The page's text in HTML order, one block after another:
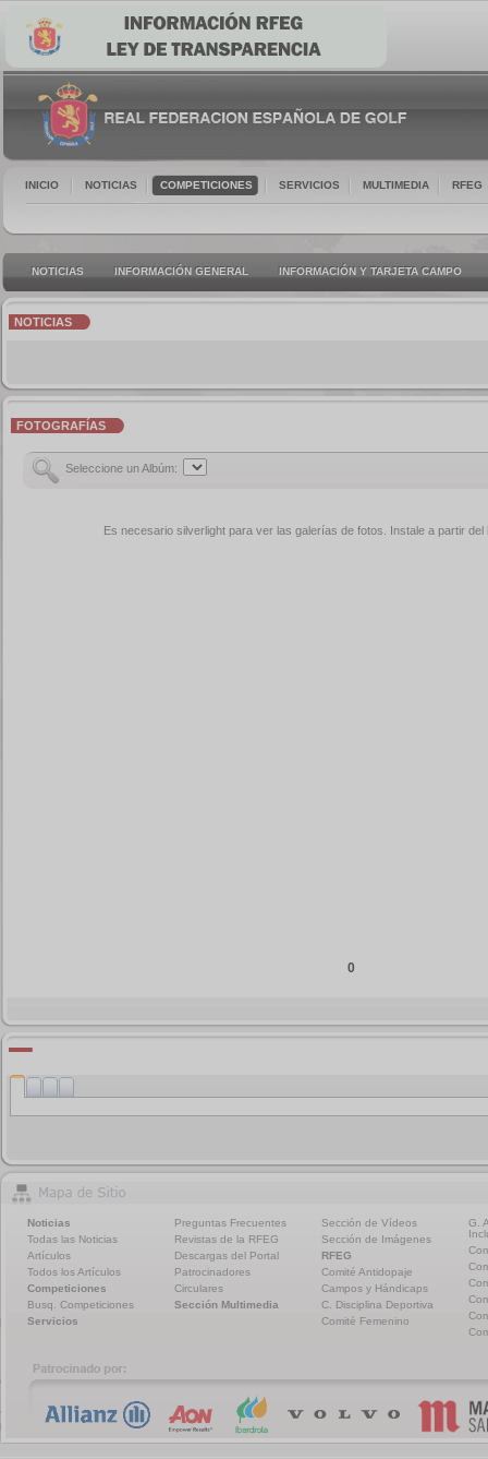
INICIO NOTICIAS COMPETICIONES SERVICIOS MULTIMEDIA RFEG
NOTICIAS INFORMACIÓN GENERAL INFORMACIÓN Y TARJETA CAMPO
NOTICIAS
FOTOGRAFÍAS
Seleccione un Albúm:
Es necesario silverlight para ver las galerías de fotos. Instale a partir del
0
Noticias
Todas las Noticias
Artículos
Todos los Artículos
Competiciones
Busq. Competiciones
Servicios
Preguntas Frecuentes
Revistas de la RFEG
Descargas del Portal
Patrocinadores
Circulares
Sección Multimedia
Sección de Vídeos
Sección de Imágenes
RFEG
Comité Antidopaje
Campos y Hándicaps
C. Disciplina Deportiva
Comité Femenino
G.